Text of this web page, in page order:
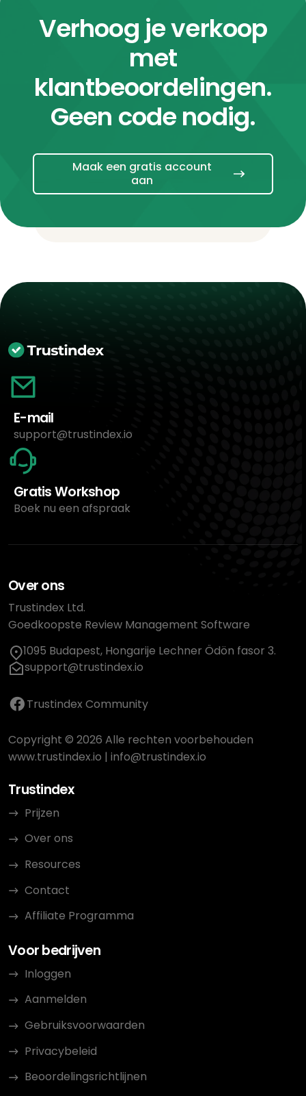
Verhoog je verkoop
met
klantbeoordelingen.
Geen code nodig.
Maak een gratis account
aan
E-mail
support@trustindex.io
Gratis Workshop
Boek nu een afspraak
Over ons
Trustindex Ltd.
Goedkoopste Review Management Software
1095 Budapest, Hongarije Lechner Ödön fasor 3.
support@trustindex.io
Trustindex Community
Copyright © 2026 Alle rechten voorbehouden
www.trustindex.io | info@trustindex.io
Trustindex
Prijzen
Over ons
Resources
Contact
Affiliate Programma
Voor bedrijven
Inloggen
Aanmelden
Gebruiksvoorwaarden
Privacybeleid
Beoordelingsrichtlijnen